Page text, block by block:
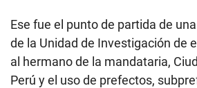
Ese fue el punto de partida de
de la Unidad de Investigación de
al hermano de la mandataria,
Perú y el uso de prefectos,